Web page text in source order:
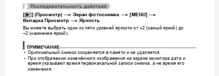
p ] (Просмотр) * Экран фотоснимка * [MENU] *
Вкладка Просмотр * Яркость
Вы можете выбрать один из пяти уровней яркости от +2 (самый яркий ) до
–2 (наименее яркий ).
• Оригинальный снимок сохраняется в памяти и не удаляется.
•
При отображении изменённого изображения на экране монитора дата и
время указывают время первоначальной записи снимка, а не время его
изменения.